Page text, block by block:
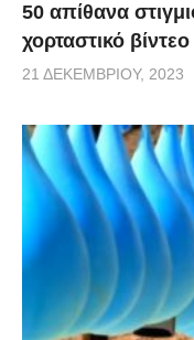
50 απίθανα
χορταστικό βίντεο
21 ΔΕΚΕΜΒΡΊΟΥ, 2023